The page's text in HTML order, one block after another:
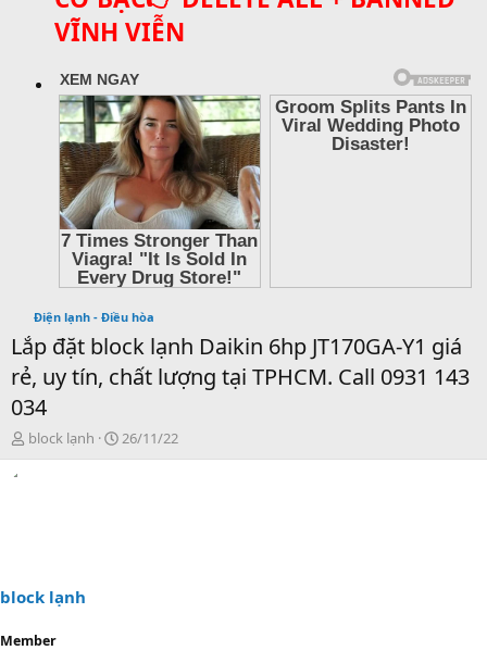
VĨNH VIỄN
Điện lạnh - Điều hòa
Lắp đặt block lạnh Daikin 6hp JT170GA-Y1 giá
rẻ, uy tín, chất lượng tại TPHCM. Call 0931 143
034
T
h
a
e
block lạnh
N
g
26/11/22
block lạnh
Member